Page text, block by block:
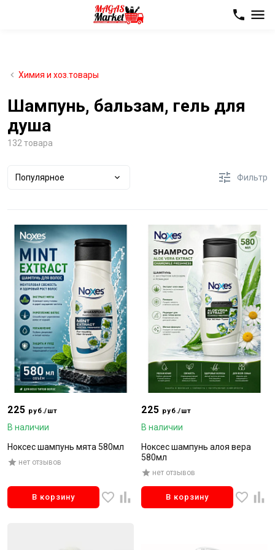
Химия и хоз.товары
Шампунь, бальзам, гель для
душа
132 товара
Популярное Фильтр
225 руб./шт
В наличии
Ноксес шампунь мята 580мл
нет отзывов
В корзину
225 руб./шт
В наличии
Ноксес шампунь алоя вера
580мл
нет отзывов
В корзину